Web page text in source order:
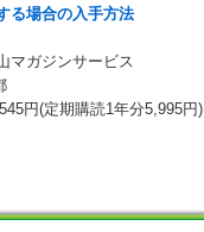
る場合の入手方法
マガジンサービス
円(定期購読1年分5,995円)